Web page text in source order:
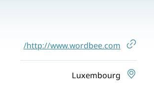
http://www.wordbee.com/
Luxembourg